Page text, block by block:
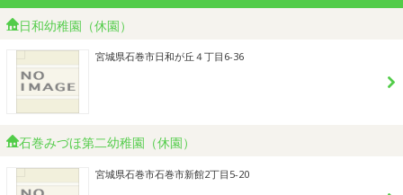
日和幼稚園（休園）
宮城県石巻市日和が丘４丁目6-36
石巻みづほ第二幼稚園（休園）
宮城県石巻市石巻市新館2丁目5-20